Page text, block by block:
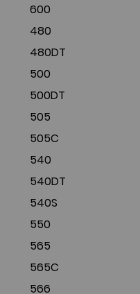
600
480
480DT
500
500DT
505
505C
540
540DT
540S
550
565
565C
566